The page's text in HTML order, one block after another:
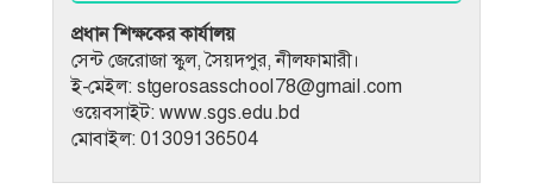
প্রধান শিক্ষকের কার্যালয়
সেন্ট জেরোজা স্কুল, সৈয়দপুর, নীলফামারী।
ই-মেইল: stgerosasschool78@gmail.com
ওয়েবসাইট: www.sgs.edu.bd
মোবাইল: 01309136504